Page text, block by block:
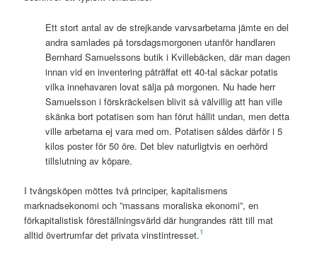
Ett stort antal av de strejkande varvsarbetarna jämte en del
andra samlades på torsdagsmorgonen utanför handlaren
Bernhard Samuelssons butik i Kvillebäcken, där man dagen
innan vid en inventering påträffat ett 40-tal säckar potatis
vilka innehavaren lovat sälja på morgonen. Nu hade herr
Samuelsson i förskräckelsen blivit så välvillig att han ville
skänka bort potatisen som han förut hållit undan, men detta
ville arbetarna ej vara med om. Potatisen såldes därför i 5
kilos poster för 50 öre. Det blev naturligtvis en oerhörd
tillslutning av köpare.
I tvångsköpen möttes två principer, kapitalismens
marknadsekonomi och ”massans moraliska ekonomi”, en
förkapitalistisk föreställningsvärld där hungrandes rätt till mat
alltid övertrumfar det privata vinstintresset.1